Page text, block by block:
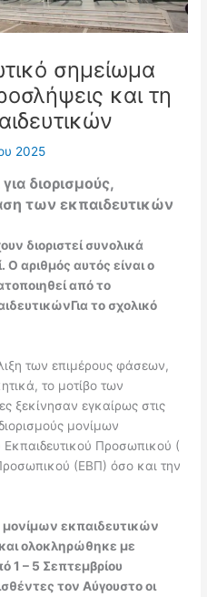
σημείωμα
και τη
2025
διορισμούς,
των εκπαιδευτικών
διοριστεί συνολικά
Ο αριθμός αυτός είναι ο
από το
Για το σχολικό
των επιμέρους φάσεων,
το μοτίβο των
ξεκίνησαν εγκαίρως στις
μονίμων
Εκπαιδευτικού Προσωπικού (
(ΕΒΠ) όσο και την
μονίμων εκπαιδευτικών
και ολοκληρώθηκε με
1 – 5 Σεπτεμβρίου
τον Αύγουστο οι